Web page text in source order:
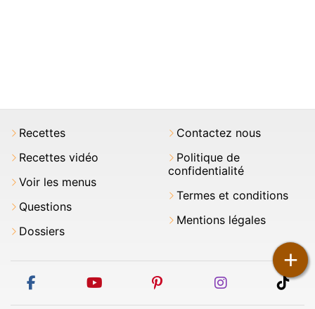
+
Recettes
Recettes vidéo
Voir les menus
Questions
Dossiers
Contactez nous
Politique de
confidentialité
Termes et conditions
Mentions légales
facebook youtube pinterest instagram